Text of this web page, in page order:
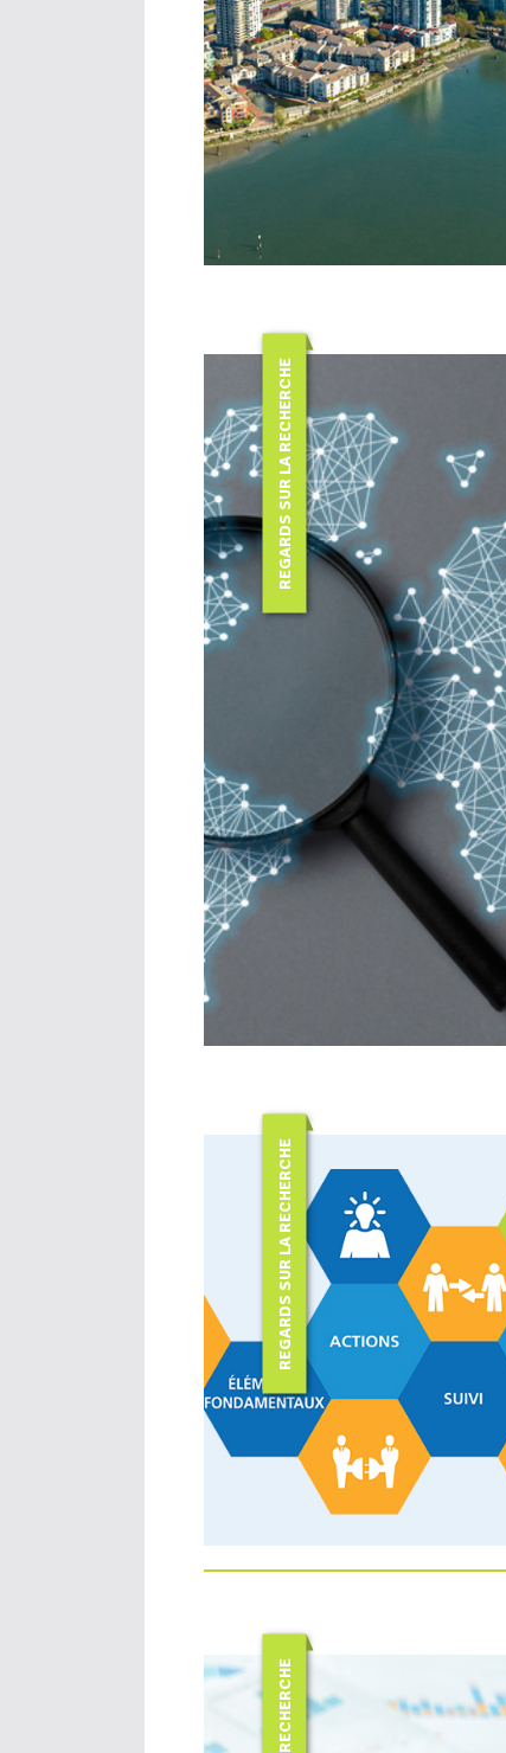
REGARDS SUR LA RECHERCHE
REGARDS SUR LA RECHERCHE